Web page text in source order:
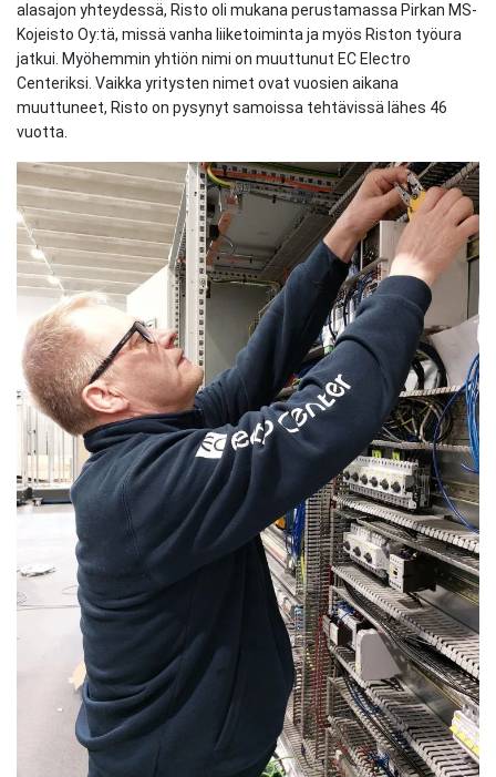
alasajon yhteydessä, Risto oli mukana perustamassa Pirkan MS-
Kojeisto Oy:tä, missä vanha liiketoiminta ja myös Riston työura
jatkui. Myöhemmin yhtiön nimi on muuttunut EC Electro
Centeriksi. Vaikka yritysten nimet ovat vuosien aikana
muuttuneet, Risto on pysynyt samoissa tehtävissä lähes 46
vuotta.